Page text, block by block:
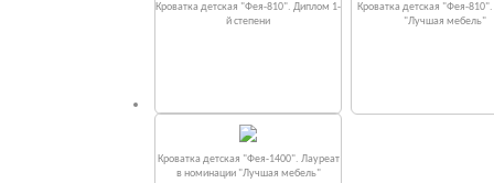
Кроватка детская "Фея-810". Диплом 1-
й степени
Кроватка детская "Фея-
"Лучшая мебель"
Кроватка детская "Фея-1400". Лауреат
в номинации "Лучшая мебель"